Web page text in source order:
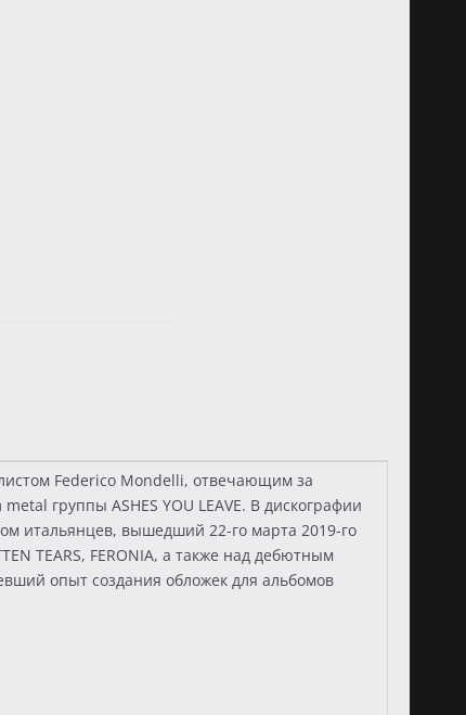
Federico Mondelli, отвечающим за
группы ASHES YOU LEAVE. В дискографии
итальянцев, вышедший 22-го марта 2019-го
TEARS, FERONIA, а также над дебютным
опыт создания обложек для альбомов